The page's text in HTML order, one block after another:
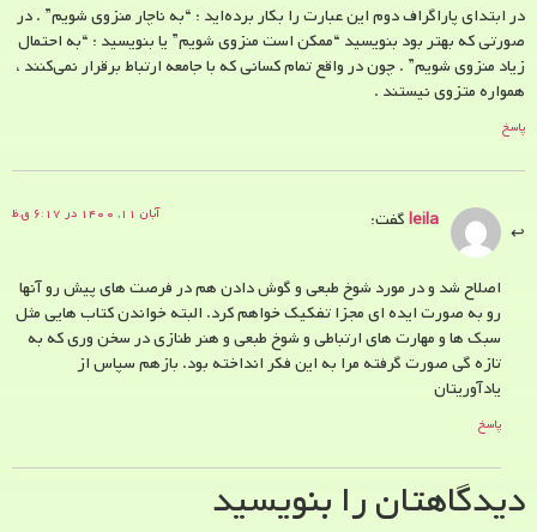
در ابتدای پاراگراف دوم این عبارت را بکار برده‌اید : “به ناچار منزوی شویم” . در
صورتی که بهتر بود بنویسید “ممکن است منزوی شویم” یا بنویسید : “به احتمال
زیاد منزوی شویم” . چون در واقع تمام کسانی که با جامعه ارتباط برقرار نمی‌کنند ،
همواره متزوی نیستند .
پاسخ
leilaگفت: آبان ۱۱, ۱۴۰۰ در ۶:۱۷ ق.ظ
اصلاح شد و در مورد شوخ طبعی و گوش دادن هم در فرصت های پیش رو آنها
رو به صورت ایده ای مجزا تفکیک خواهم کرد. البته خواندن کتاب هایی مثل
سبک ها و مهارت های ارتباطی و شوخ طبعی و هنر طنازی در سخن وری که به
تازه گی صورت گرفته مرا به این فکر انداخته بود. بازهم سپاس از
یادآوریتان
پاسخ
دیدگاهتان را بنویسید